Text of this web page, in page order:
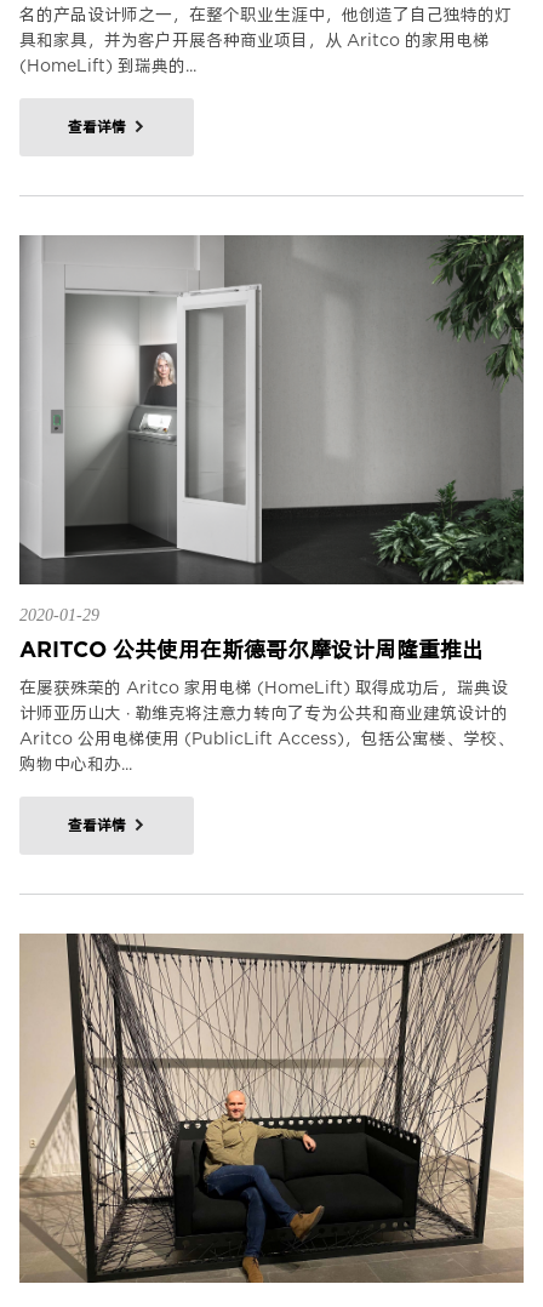
名的产品设计师之一，在整个职业生涯中，他创造了自己独特的灯
具和家具，并为客户开展各种商业项目，从 Aritco 的家用电梯
(HomeLift) 到瑞典的...
查看详情
2020-01-29
ARITCO 公共使用在斯德哥尔摩设计周隆重推出
在屡获殊荣的 Aritco 家用电梯 (HomeLift) 取得成功后，瑞典设
计师亚历山大 · 勒维克将注意力转向了专为公共和商业建筑设计的
Aritco 公用电梯使用 (PublicLift Access)，包括公寓楼、学校、
购物中心和办...
查看详情